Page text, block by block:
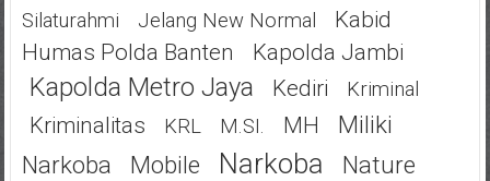
Silaturahmi
Jelang New Normal
Kabid
Humas Polda Banten
Kapolda Jambi
Kapolda Metro Jaya Kediri Kriminal
Kriminalitas KRL M.SI. MH
Miliki
Narkoba
Mobile Narkoba Nature